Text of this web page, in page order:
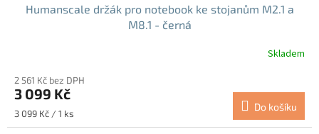
Humanscale držák pro notebook ke stojanům M2.1 a
M8.1 - černá
Skladem
2 561 Kč bez DPH
3 099 Kč
Měrná
cena:
3 099 Kč / 1 ks
Do košíku